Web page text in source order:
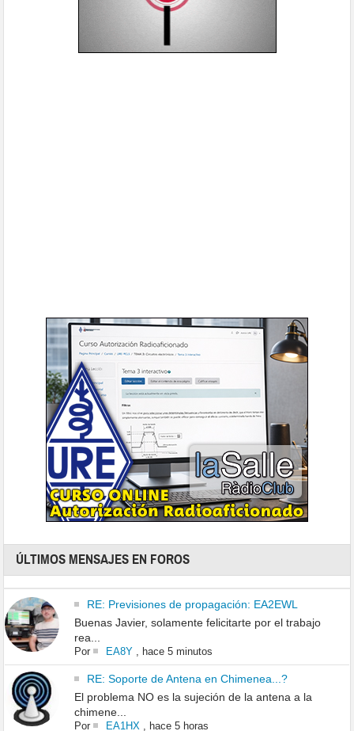
ÚLTIMOS MENSAJES EN FOROS
RE: Previsiones de propagación: EA2EWL
Buenas Javier, solamente felicitarte por el trabajo
rea...
Por EA8Y, hace 5 minutos
RE: Soporte de Antena en Chimenea...?
El problema NO es la sujeción de la antena a la
chimene...
Por EA1HX hace 5 horas